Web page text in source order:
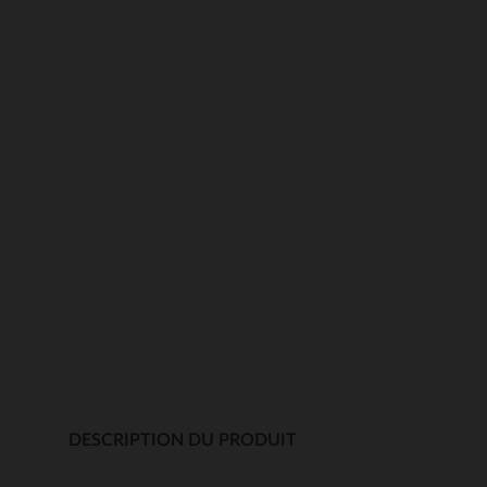
DESCRIPTION DU PRODUIT